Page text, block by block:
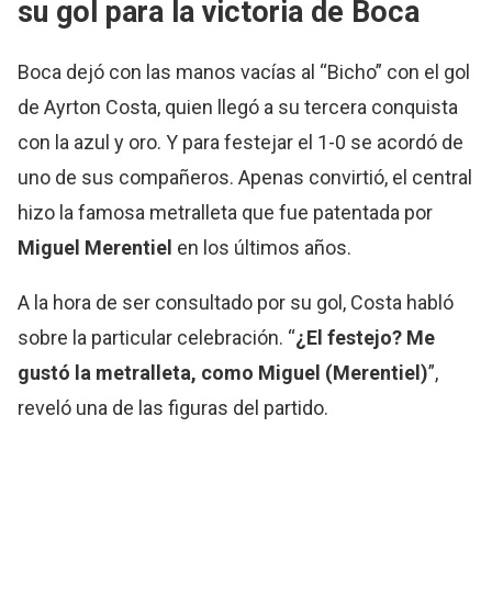
su gol para la victoria de Boca
Boca dejó con las manos vacías al “Bicho” con el gol
de Ayrton Costa, quien llegó a su tercera conquista
con la azul y oro. Y para festejar el 1-0 se acordó de
uno de sus compañeros. Apenas convirtió, el central
hizo la famosa metralleta que fue patentada por
Miguel Merentiel en los últimos años.
A la hora de ser consultado por su gol, Costa habló
sobre la particular celebración. “¿El festejo? Me
gustó la metralleta, como Miguel (Merentiel)”,
reveló una de las figuras del partido.